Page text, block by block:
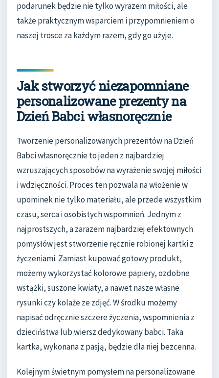
podarunek będzie nie tylko wyrazem miłości, ale
także praktycznym wsparciem i przypomnieniem o
naszej trosce za każdym razem, gdy go użyje.
Jak stworzyć niezapomniane
personalizowane prezenty na
Dzień Babci własnoręcznie
Tworzenie personalizowanych prezentów na Dzień
Babci własnoręcznie to jeden z najbardziej
wzruszających sposobów na wyrażenie swojej miłości
i wdzięczności. Proces ten pozwala na włożenie w
upominek nie tylko materiału, ale przede wszystkim
czasu, serca i osobistych wspomnień. Jednym z
najprostszych, a zarazem najbardziej efektownych
pomysłów jest stworzenie ręcznie robionej kartki z
życzeniami. Zamiast kupować gotowy produkt,
możemy wykorzystać kolorowe papiery, ozdobne
wstążki, suszone kwiaty, a nawet nasze własne
rysunki czy kolaże ze zdjęć. W środku możemy
napisać odręcznie szczere życzenia, wspomnienia z
dzieciństwa lub wiersz dedykowany babci. Taka
kartka, wykonana z pasją, będzie dla niej bezcenna.
Kolejnym świetnym pomysłem na personalizowane